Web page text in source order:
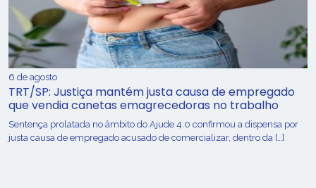
6 de agosto
TRT/SP: Justiça mantém justa causa de empregado
que vendia canetas emagrecedoras no trabalho
Sentença prolatada no âmbito do Ajude 4.0 confirmou a dispensa por
justa causa de empregado acusado de comercializar, dentro da […]